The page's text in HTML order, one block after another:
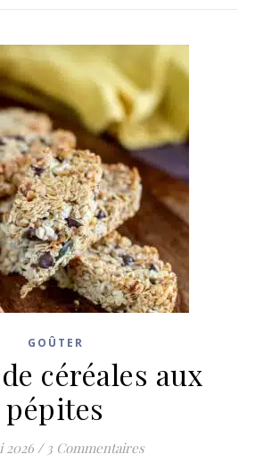
GOÛTER
céréales aux
pépites
2026 / 3 Commentaires